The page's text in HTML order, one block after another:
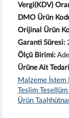
Vergi(KDV)
DMO Ürün
Orijinal Ürün
Garanti Süresi:
Ölçü Birimi:
Ürüne Ait
Malzeme İstem
Teslim Tesellüm
Ürün